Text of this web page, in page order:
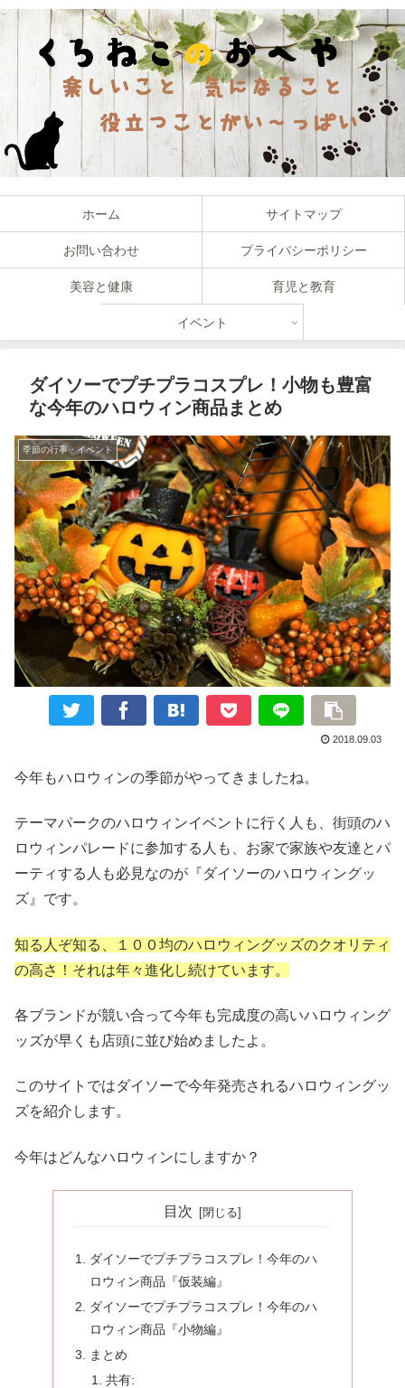
ホーム サイトマップ
お問い合わせ プライバシーポリシー
美容と健康 育児と教育
イベント
ダイソーでプチプラコスプレ！小物も豊富
な今年のハロウィン商品まとめ
季節の行事・イベント
2018.09.03
今年もハロウィンの季節がやってきましたね。
テーマパークのハロウィンイベントに行く人も、街頭のハ
ロウィンパレードに参加する人も、お家で家族や友達とパ
ーティする人も必見なのが『ダイソーのハロウィングッ
ズ』です。
知る人ぞ知る、１００均のハロウィングッズのクオリティ
の高さ！それは年々進化し続けています。
各ブランドが競い合って今年も完成度の高いハロウィング
ッズが早くも店頭に並び始めましたよ。
このサイトではダイソーで今年発売されるハロウィングッ
ズを紹介します。
今年はどんなハロウィンにしますか？
目次
ダイソーでプチプラコスプレ！今年のハ
ロウィン商品『仮装編』
ダイソーでプチプラコスプレ！今年のハ
ロウィン商品『小物編』
まとめ
共有: